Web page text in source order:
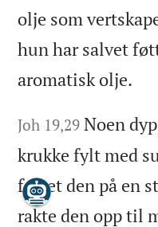
olje som
hun har salvet
aromatisk olje.
Joh 19,29 Noen
krukke fylt med
festet den på en
rakte den opp til